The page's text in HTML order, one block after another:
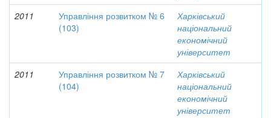
2011
Управління розвитком № 6
(103)
Харківський
національний
економічний
університет
2011
Управління розвитком № 7
(104)
Харківський
національний
економічний
університет